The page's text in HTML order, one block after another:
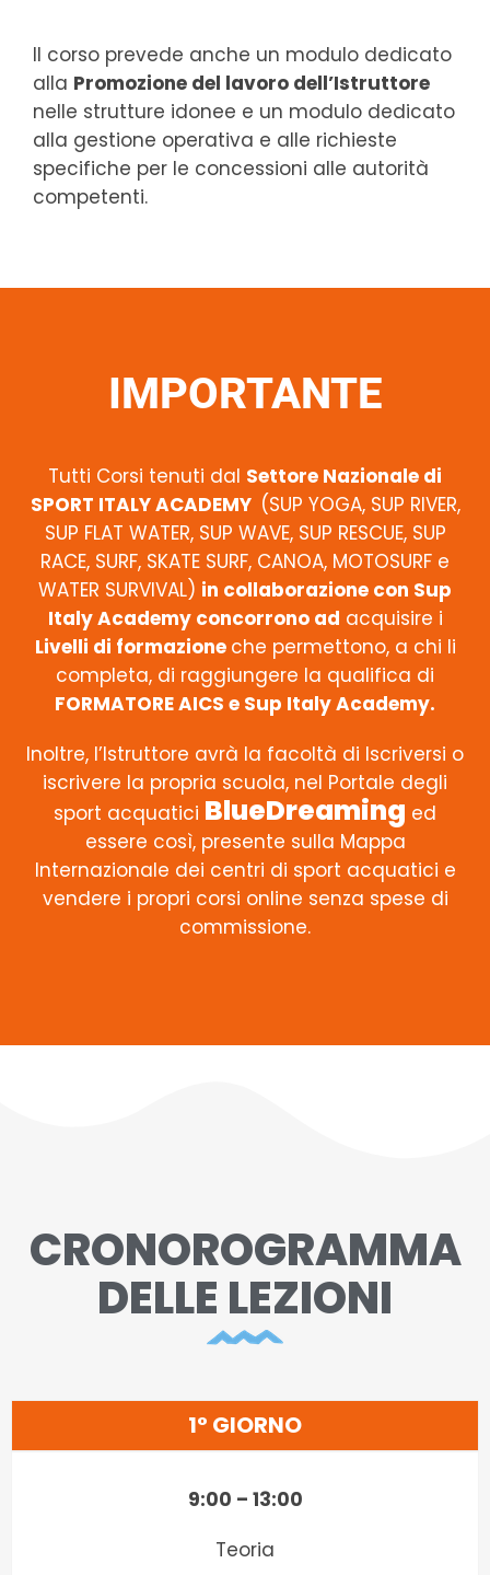
Il corso prevede anche un modulo dedicato
alla Promozione del lavoro dell’Istruttore
nelle strutture idonee e un modulo dedicato
alla gestione operativa e alle richieste
specifiche per le concessioni alle autorità
competenti.
IMPORTANTE
Tutti Corsi tenuti dal Settore Nazionale di
SPORT ITALY ACADEMY (SUP YOGA, SUP RIVER,
SUP FLAT WATER, SUP WAVE, SUP RESCUE, SUP
RACE, SURF, SKATE SURF, CANOA, MOTOSURF e
WATER SURVIVAL) in collaborazione con Sup
Italy Academy concorrono ad acquisire i
Livelli di formazione che permettono, a chi li
completa, di raggiungere la qualifica di
FORMATORE AICS e Sup Italy Academy.
Inoltre, l’Istruttore avrà la facoltà di Iscriversi o
iscrivere la propria scuola, nel Portale degli
sport acquatici BlueDreaming ed
essere così, presente sulla Mappa
Internazionale dei centri di sport acquatici e
vendere i propri corsi online senza spese di
commissione.
CRONOROGRAMMA
DELLE LEZIONI
1° GIORNO
9:00 – 13:00
Teoria